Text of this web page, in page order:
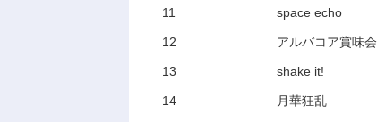
11 space echo
12 アルバコア賞味会
13 shake it!
14 月華狂乱